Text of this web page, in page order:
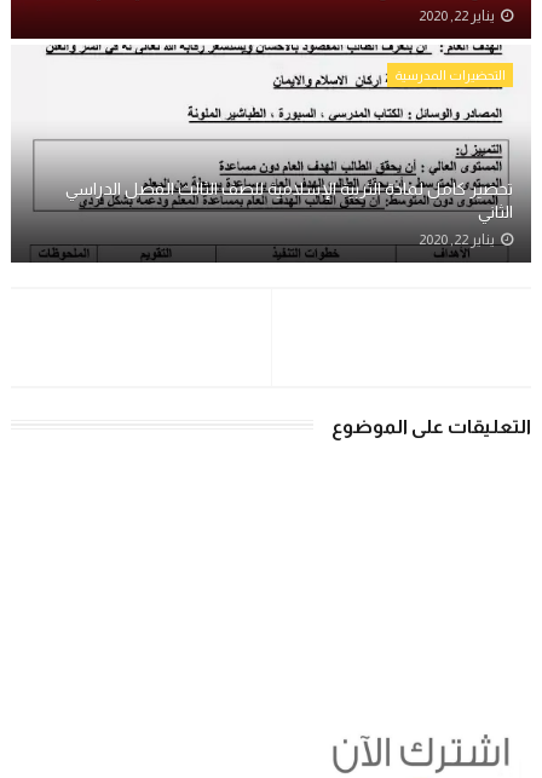
يناير 22, 2020
التحضيرات المدرسية
تحضير كامل لمادة التربية الإسلامية للصف الثالث الفصل الدراسي
الثاني
يناير 22, 2020
التعليقات على الموضوع